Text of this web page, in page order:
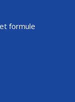
formule